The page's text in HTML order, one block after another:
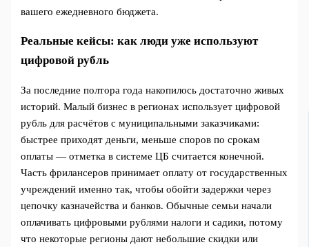
вашего ежедневного бюджета.
Реальные кейсы: как люди уже используют
цифровой рубль
За последние полтора года накопилось достаточно живых
историй. Малый бизнес в регионах использует цифровой
рубль для расчётов с муниципальными заказчиками:
быстрее приходят деньги, меньше споров по срокам
оплаты — отметка в системе ЦБ считается конечной.
Часть фрилансеров принимает оплату от государственных
учреждений именно так, чтобы обойти задержки через
цепочку казначейства и банков. Обычные семьи начали
оплачивать цифровыми рублями налоги и садики, потому
что некоторые регионы дают небольшие скидки или